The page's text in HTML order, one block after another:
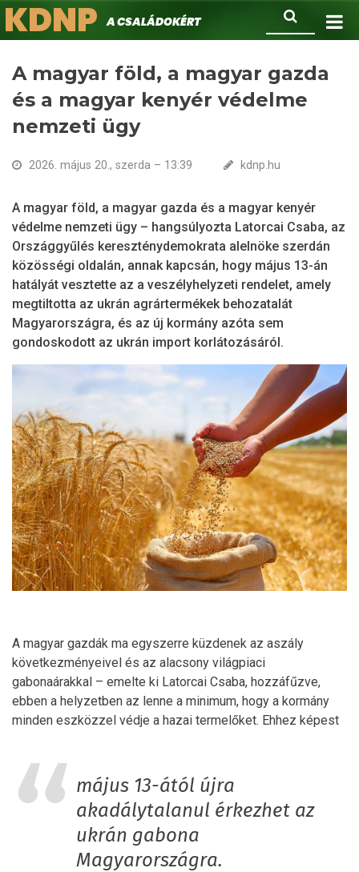
Ugrás
a
Keresés
KDNPA családokért.
A magyar föld, a magyar gazda
és a magyar kenyér védelme
nemzeti ügy
2026. május 20., szerda – 13:39 kdnp.hu
A magyar föld, a magyar gazda és a magyar kenyér
védelme nemzeti ügy – hangsúlyozta Latorcai Csaba, az
Országgyűlés kereszténydemokrata alelnöke szerdán
közösségi oldalán, annak kapcsán, hogy május 13-án
hatályát vesztette az a veszélyhelyzeti rendelet, amely
megtiltotta az ukrán agrártermékek behozatalát
Magyarországra, és az új kormány azóta sem
gondoskodott az ukrán import korlátozásáról.
A magyar gazdák ma egyszerre küzdenek az aszály
következményeivel és az alacsony világpiaci
gabonaárakkal – emelte ki Latorcai Csaba, hozzáfűzve,
ebben a helyzetben az lenne a minimum, hogy a kormány
minden eszközzel védje a hazai termelőket. Ehhez képest
május 13-ától újra
akadálytalanul érkezhet az
ukrán gabona
Magyarországra.